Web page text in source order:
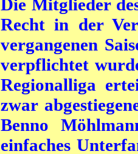
Die Mitglieder
Recht in der
vergangenen
verpflichtet
Regionalliga
zwar
Benno
einfaches